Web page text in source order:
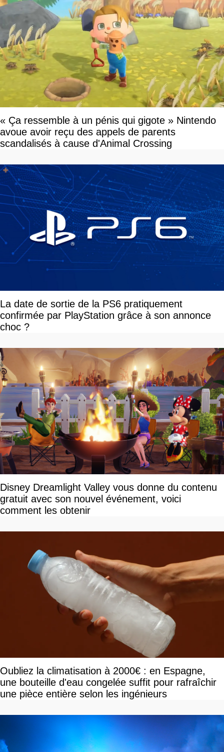
« Ça ressemble à un pénis qui gigote » Nintendo
avoue avoir reçu des appels de parents
scandalisés à cause d'Animal Crossing
La date de sortie de la PS6 pratiquement
confirmée par PlayStation grâce à son annonce
choc ?
Disney Dreamlight Valley vous donne du contenu
gratuit avec son nouvel événement, voici
comment les obtenir
Oubliez la climatisation à 2000€ : en Espagne,
une bouteille d'eau congelée suffit pour rafraîchir
une pièce entière selon les ingénieurs